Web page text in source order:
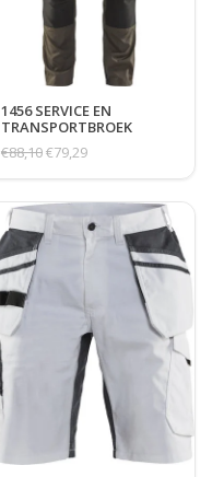
1456 SERVICE EN
TRANSPORTBROEK
STRETCH
€88,10€79,29